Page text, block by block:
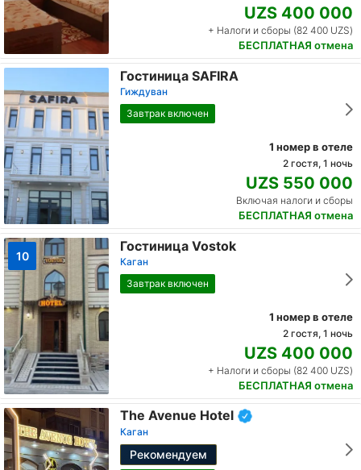
UZS 400 000
+ Налоги и сборы (82 400 UZS)
БЕСПЛАТНАЯ отмена
Гостиница SAFIRA
Гиждуван
Завтрак включен
1 номер в отеле
2 гостя, 1 ночь
UZS 550 000
Включая налоги и сборы
БЕСПЛАТНАЯ отмена
10
Гостиница Vostok
Каган
Завтрак включен
1 номер в отеле
2 гостя, 1 ночь
UZS 400 000
+ Налоги и сборы (82 400 UZS)
БЕСПЛАТНАЯ отмена
The Avenue Hotel
Каган
Рекомендуем